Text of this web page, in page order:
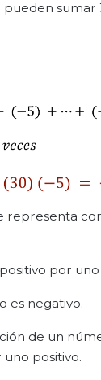
representa
por uno
es negativo.
de un
positivo.